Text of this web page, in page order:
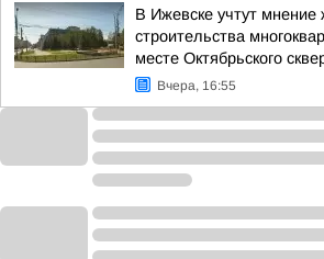
В Ижевске учтут мнение
строительства
месте Октябрьского
Вчера, 16:55